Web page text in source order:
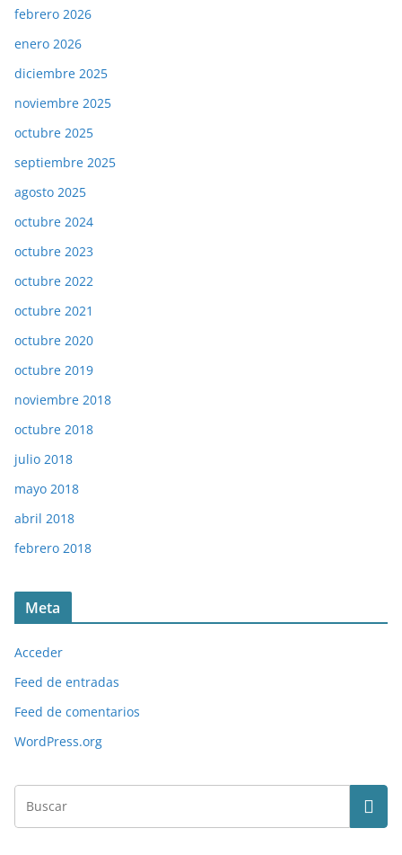
febrero 2026
enero 2026
diciembre 2025
noviembre 2025
octubre 2025
septiembre 2025
agosto 2025
octubre 2024
octubre 2023
octubre 2022
octubre 2021
octubre 2020
octubre 2019
noviembre 2018
octubre 2018
julio 2018
mayo 2018
abril 2018
febrero 2018
Meta
Acceder
Feed de entradas
Feed de comentarios
WordPress.org